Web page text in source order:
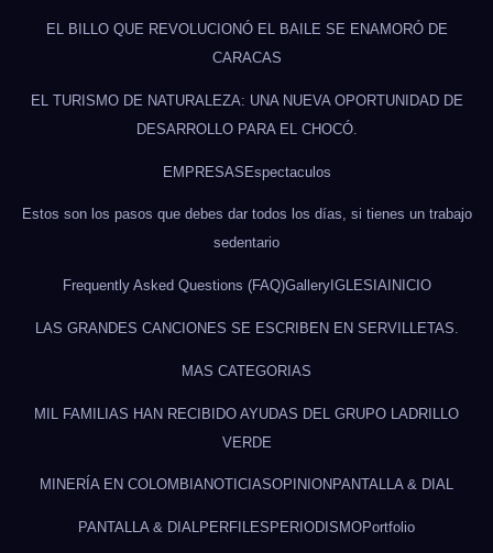
EL BILLO QUE REVOLUCIONÓ EL BAILE SE ENAMORÓ DE
CARACAS
EL TURISMO DE NATURALEZA: UNA NUEVA OPORTUNIDAD DE
DESARROLLO PARA EL CHOCÓ.
EMPRESASEspectaculos
Estos son los pasos que debes dar todos los días, si tienes un trabajo
sedentario
Frequently Asked Questions (FAQ)GalleryIGLESIAINICIO
LAS GRANDES CANCIONES SE ESCRIBEN EN SERVILLETAS.
MAS CATEGORIAS
MIL FAMILIAS HAN RECIBIDO AYUDAS DEL GRUPO LADRILLO
VERDE
MINERÍA EN COLOMBIANOTICIASOPINION PANTALLA & DIAL
PANTALLA & DIALPERFILES PERIODISMOPortfolio